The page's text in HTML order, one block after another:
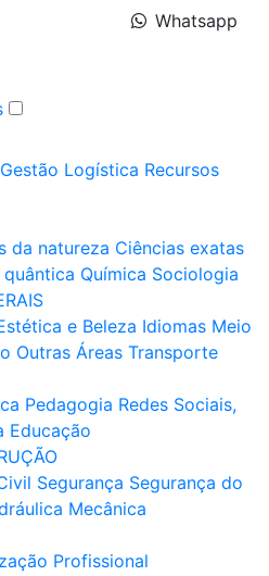
Whatsapp
Gestão Logística Recursos
da natureza Ciências exatas
quântica Química Sociologia
e Beleza Idiomas Meio
Outras Áreas Transporte
Pedagogia Redes Sociais,
Educação
Segurança Segurança do
Mecânica
Profissional